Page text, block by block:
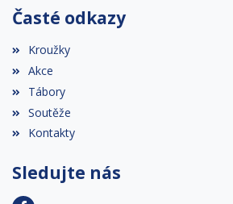
Časté odkazy
Kroužky
Akce
Tábory
Soutěže
Kontakty
Sledujte nás